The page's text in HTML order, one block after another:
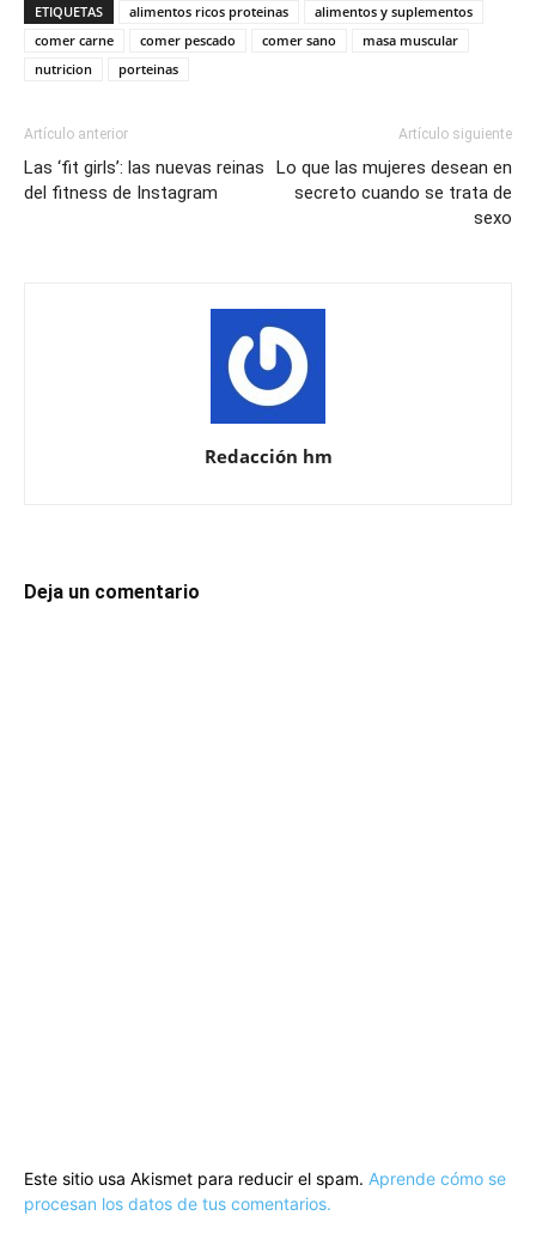
ETIQUETAS alimentos ricos proteinas
alimentos y suplementos
comer carne
comer pescado comer sano
masa muscular
nutricion
porteinas
Artículo anterior
Las ‘fit girls’: las nuevas reinas
del fitness de Instagram
Artículo siguiente
Lo que las mujeres desean en
secreto cuando se trata de
sexo
Redacción hm
Deja un comentario
Este sitio usa Akismet para reducir el spam. Aprende cómo se
procesan los datos de tus comentarios.